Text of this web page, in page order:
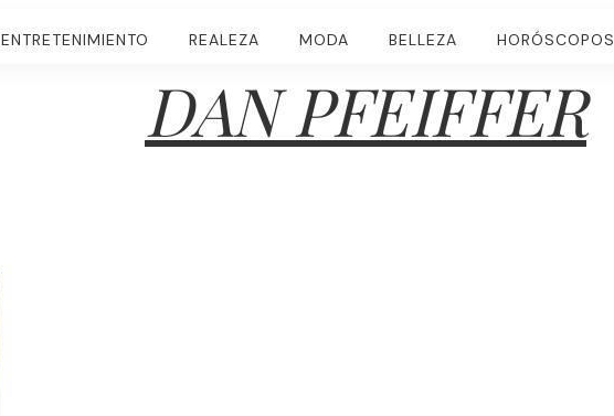
ENTRETENIMIENTO REALEZA MODA BELLEZA HORÓSCOPOS
DAN PFEIFFER